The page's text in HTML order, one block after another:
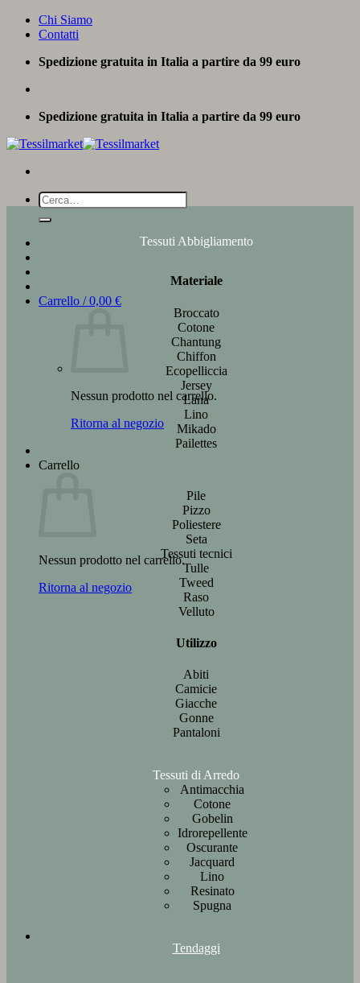
Salta
Chi Siamo
Contatti
Spedizione gratuita in Italia a partire da 99 euro
Spedizione gratuita in Italia a partire da 99 euro
Cerca:
Carrello /0,00 €
Nessun prodotto nel carrello.
Ritorna al negozio
Carrello
Nessun prodotto nel carrello.
Ritorna al negozio
Tessuti Abbigliamento
Materiale
Broccato
Cotone
Chantung
Chiffon
Ecopelliccia
Jersey
Lana
Lino
Mikado
Pailettes
Pile
Pizzo
Poliestere
Seta
Tessuti tecnici
Tulle
Tweed
Raso
Velluto
Utilizzo
Abiti
Camicie
Giacche
Gonne
Pantaloni
Tessuti di Arredo
Antimacchia
Cotone
Gobelin
Idrorepellente
Oscurante
Jacquard
Lino
Resinato
Spugna
Tendaggi